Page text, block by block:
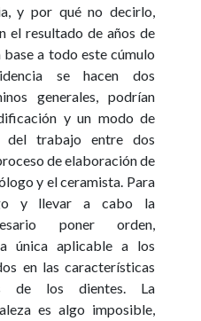
y por qué no decirlo,
el resultado de años de
a todo este cúmulo
se hacen dos
generales, podrían
y un modo de
del trabajo entre dos
de elaboración de
y el ceramista. Para
y llevar a cabo la
poner orden,
única aplicable a los
en las características
de los dientes. La
es algo imposible,